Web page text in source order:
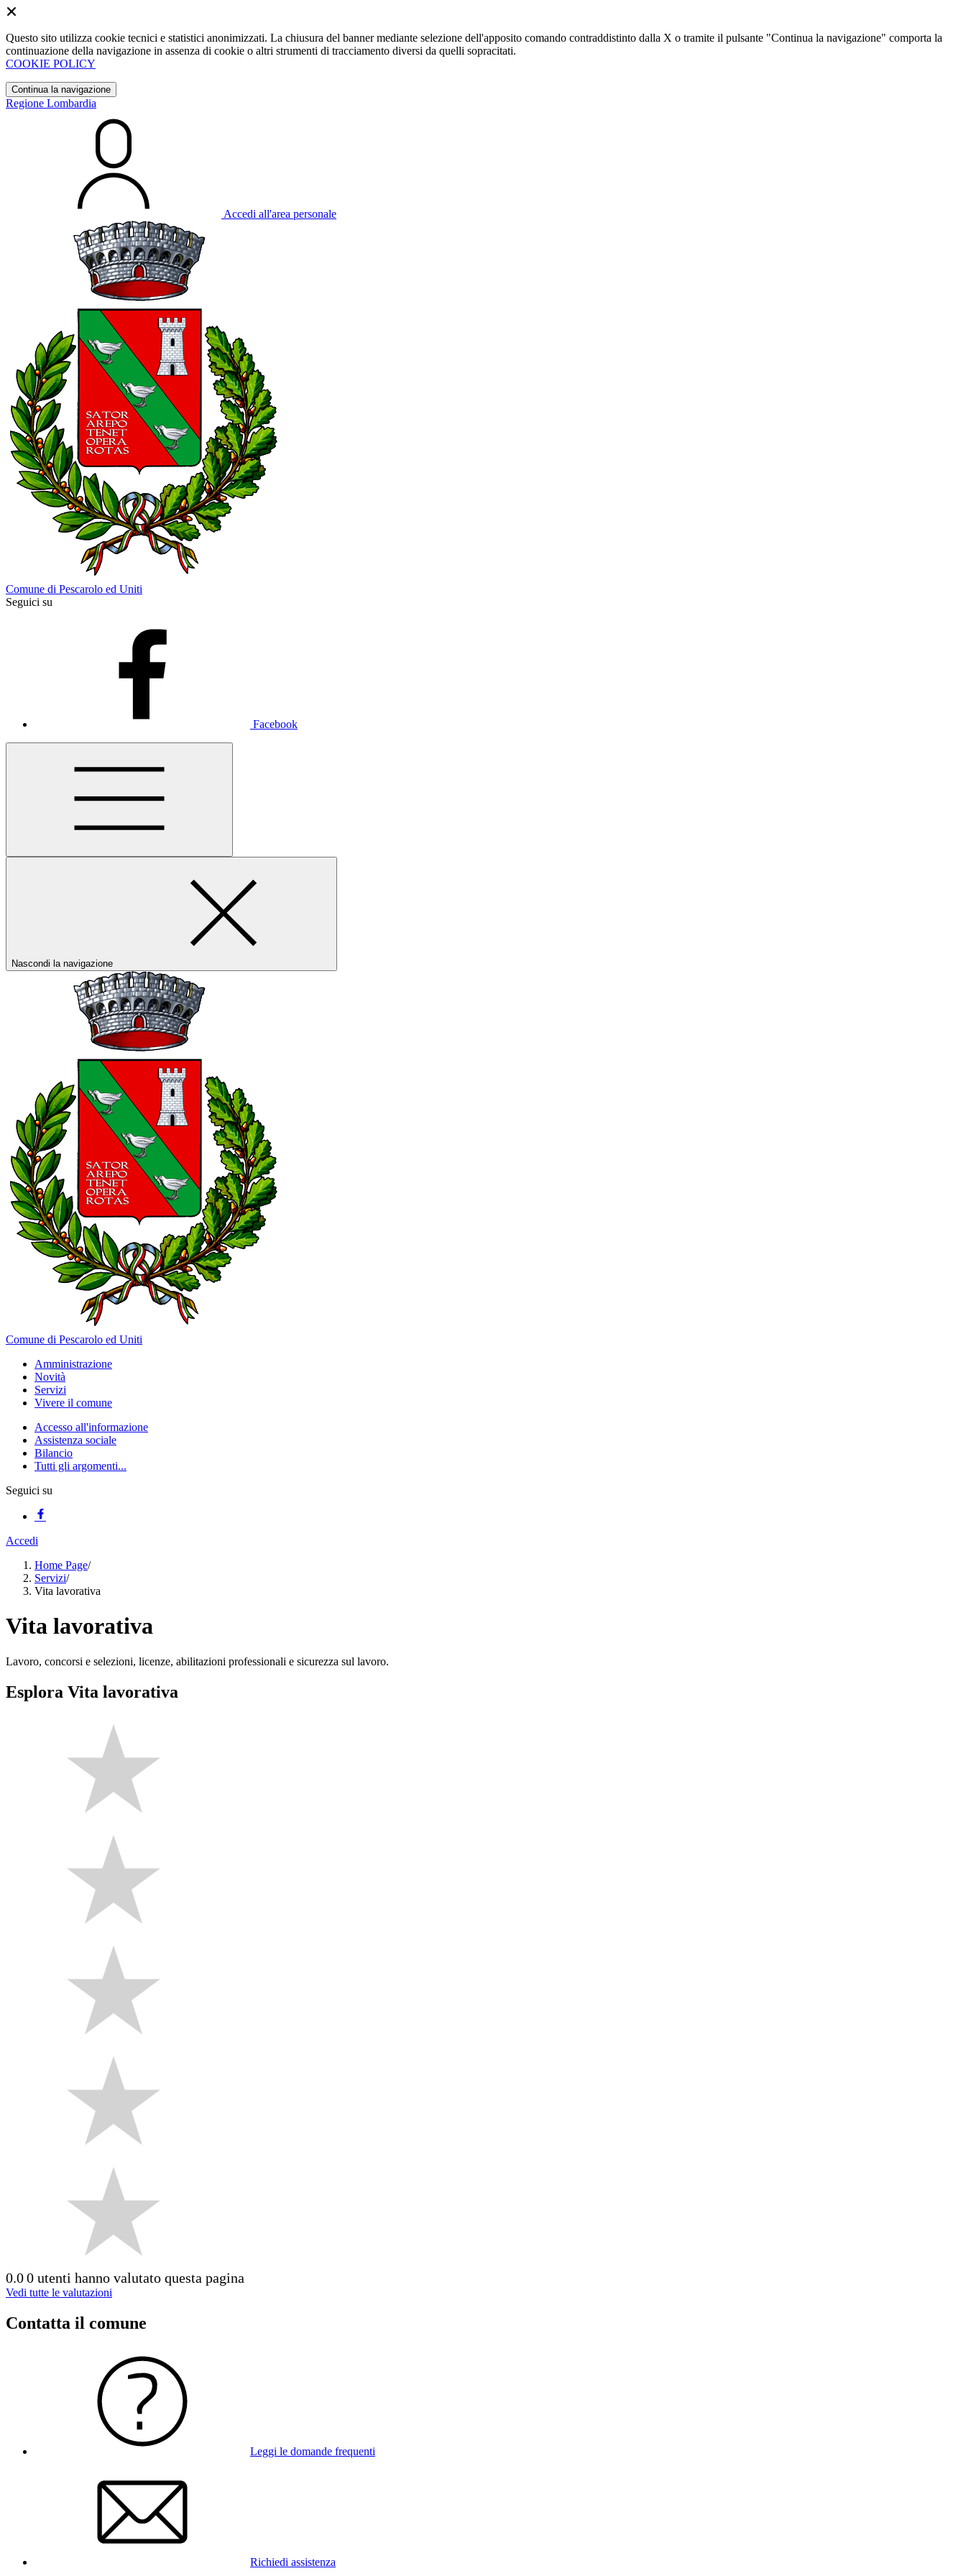
Questo sito utilizza cookie tecnici e statistici anonimizzati. La chiusura del banner mediante selezione dell'apposito comando contraddistinto dalla X o tramite il pulsante "Continua la navigazione" comporta la
continuazione della navigazione in assenza di cookie o altri strumenti di tracciamento diversi da quelli sopracitati.
COOKIE POLICY
Continua la navigazione
Regione Lombardia
Accedi all'area personale
Comune di Pescarolo ed Uniti
Seguici su
Facebook
Nascondi la navigazione
Comune di Pescarolo ed Uniti
Amministrazione
Novità
Servizi
Vivere il comune
Accesso all'informazione
Assistenza sociale
Bilancio
Tutti gli argomenti...
Seguici su
Accedi
Home Page/
Servizi/
Vita lavorativa
Vita lavorativa
Lavoro, concorsi e selezioni, licenze, abilitazioni professionali e sicurezza sul lavoro.
Esplora Vita lavorativa
0.00 utenti hanno valutato questa pagina
Vedi tutte le valutazioni
Contatta il comune
Leggi le domande frequenti
Richiedi assistenza